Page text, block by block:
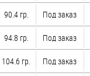
90.4 гр. Под заказ
94.8 гр. Под заказ
104.6 гр. Под заказ